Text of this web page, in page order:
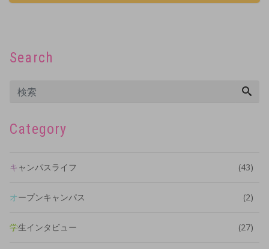
Search
Category
キャンパスライフ (43)
オープンキャンパス (2)
学生インタビュー (27)